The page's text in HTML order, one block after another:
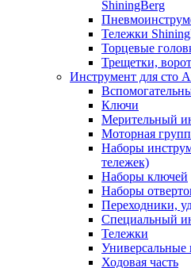
ShiningBerg
Тележки
Торцевые
Трещетки,
Инструмент для сто
Ключи
Мерительный
Моторная
Наборы
тележек)
Наборы ключей
Наборы
Переходники,
Специальный
Тележки
Универсальные
Ходовая часть